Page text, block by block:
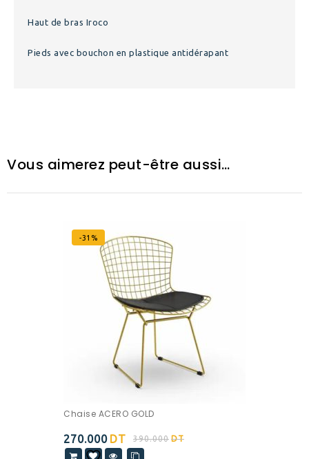
Haut de bras Iroco
Pieds avec bouchon en plastique antidérapant
Vous aimerez peut-être aussi…
-31%
Chaise ACERO GOLD
390.000 DT
270.000 DT